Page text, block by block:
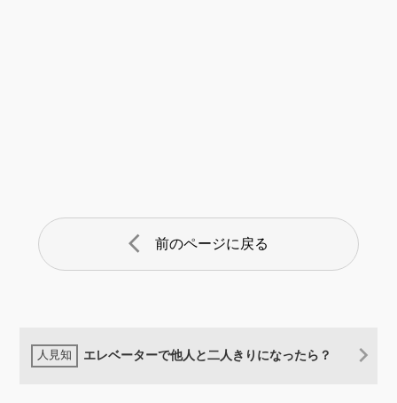
arrow_back_ios 前のページに戻る
エレベーターで他人と二人きりになったら？